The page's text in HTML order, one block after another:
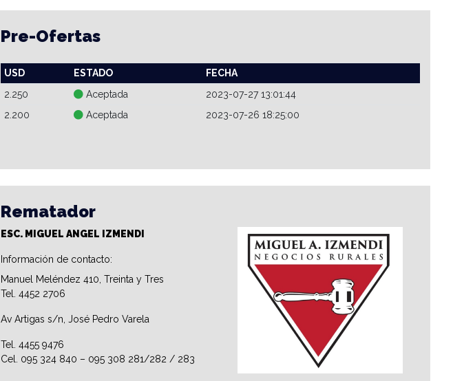
Pre-Ofertas
USD ESTADO
FECHA
2.250
Aceptada
2023-07-27 13:01:44
2.200
Aceptada 2023-07-26 18:25:00
Rematador
ESC. MIGUEL ANGEL IZMENDI
Información de contacto:
Manuel Meléndez 410, Treinta y Tres
Tel. 4452 2706
Av Artigas s/n, José Pedro Varela
Tel. 4455 9476
Cel. 095 324 840 – 095 308 281/282 / 283